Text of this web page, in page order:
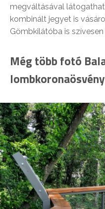
megváltásával
kombinált jegyet is
Gömbkilátóba is
Még több fotó